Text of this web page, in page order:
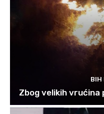
BIH
Zbog velikih vrućina